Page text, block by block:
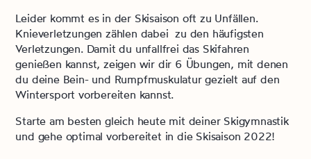
Leider kommt es in der Skisaison oft zu Unfällen.
Knieverletzungen zählen dabei zu den häufigsten
Verletzungen. Damit du unfallfrei das Skifahren
genießen kannst, zeigen wir dir 6 Übungen, mit denen
du deine Bein- und Rumpfmuskulatur gezielt auf den
Wintersport vorbereiten kannst.
Starte am besten gleich heute mit deiner Skigymnastik
und gehe optimal vorbereitet in die Skisaison 2022!